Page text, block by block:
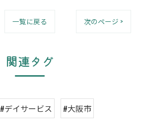
一覧に戻る 次のページ >
関連タグ
#デイサービス #大阪市